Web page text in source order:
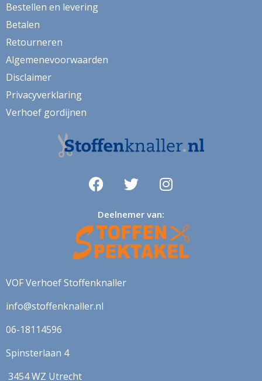
Bestellen en levering
Betalen
Retourneren
Algemenevoorwaarden
Disclaimer
Privacyverklaring
Verhoef gordijnen
Deelnemer van:
VOF Verhoef Stoffenknaller
info@stoffenknaller.nl
06-18114596
Spinsterlaan 4
3454 WZ Utrecht